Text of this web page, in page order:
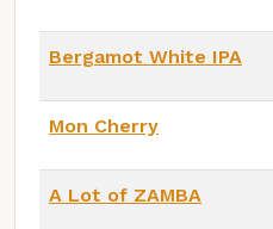
Bergamot White IPA
Mon Cherry
A Lot of ZAMBA